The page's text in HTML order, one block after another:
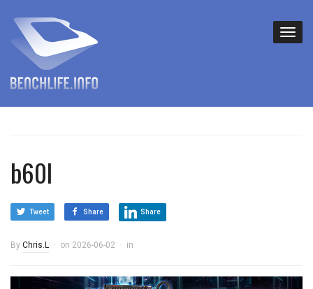
b60l
Tweet Share Share
By Chris.L on 2026-06-02 in